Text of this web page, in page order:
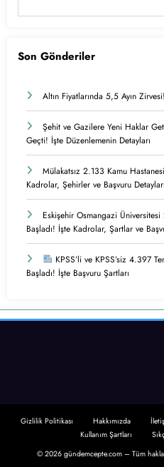
Son Gönderiler
Altın Fiyatlarında 5,5 Ayın
Şehit ve Gazilere Yeni Haklar
Geçti! İşte Düzenlemenin Detayları
Mülakatsız 2.133 Kamu
Kadrolar, Şehirler ve Başvuru Detayları
Eskişehir Osmangazi
Başladı! İşte Kadrolar, Şartlar ve
KPSS’li ve KPSS’siz 4.397
Başladı! İşte Başvuru Şartları
Gizlilik Politikası Hakkımızda
Kullanım Şartları
© 2026 gündemcepte.com – Tüm